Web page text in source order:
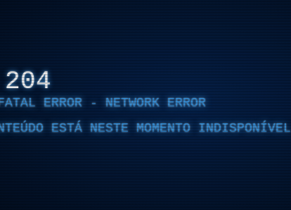
204
ERROR - NETWORK ERROR
ESTÁ NESTE MOMENTO INDISPONÍVEL